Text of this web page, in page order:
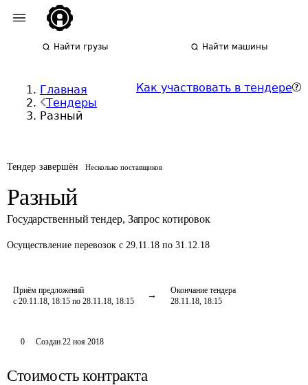
Найти грузы Найти машины
Главная
Тендеры
Разный
Как участвовать в тендере
Тендер завершён Несколько поставщиков
Разный
Государственный тендер, Запрос котировок
Осуществление перевозок с 29.11.18 по 31.12.18
Приём предложений
с 20.11.18, 18:15 по 28.11.18, 18:15
Окончание тендера
28.11.18, 18:15
0 Создан 22 ноя 2018
Стоимость контракта